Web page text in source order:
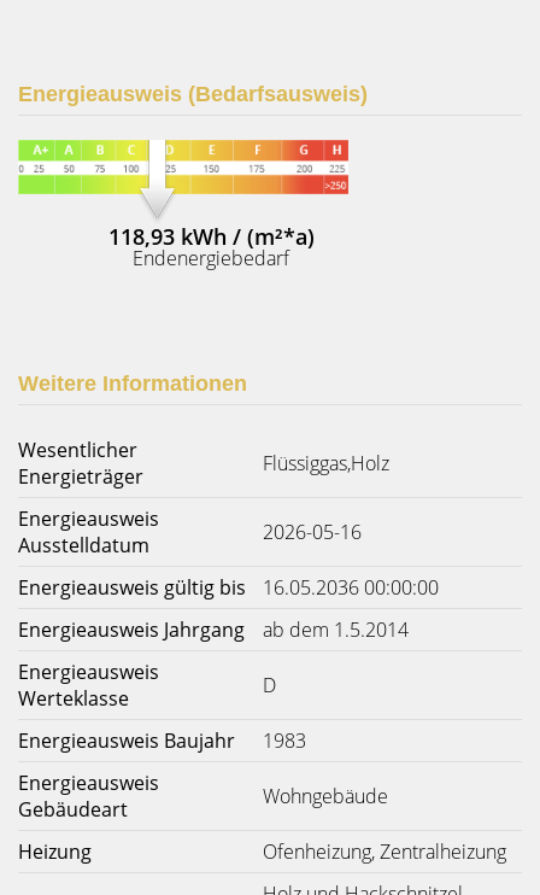
Energieausweis (Bedarfsausweis)
118,93 kWh / (m²*a)
Endenergiebedarf
Weitere Informationen
Wesentlicher
Energieträger
Flüssiggas,Holz
Energieausweis
Ausstelldatum
2026-05-16
Energieausweis gültig bis
16.05.2036 00:00:00
Energieausweis Jahrgang
ab dem 1.5.2014
Energieausweis
Werteklasse
D
Energieausweis Baujahr
1983
Energieausweis
Gebäudeart
Wohngebäude
Heizung Ofenheizung, Zentralheizung